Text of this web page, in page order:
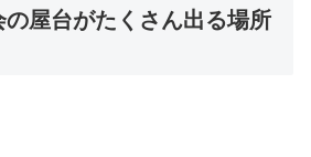
の屋台がたくさん出る場所